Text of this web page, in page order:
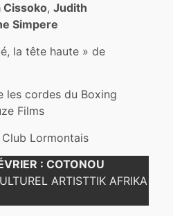
Cissoko,Judith
Simpere
la tête haute » de
les cordes du Boxing
Films
Lormontais
: COTONOU
ARTISTTIK AFRIKA